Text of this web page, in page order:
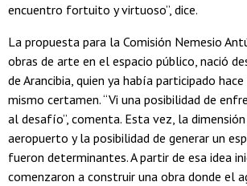
encuentro fortuito y virtuoso”, dice.
La propuesta para la Comisión Nemesio
obras de arte en el espacio público, nació
de Arancibia, quien ya había participado
mismo certamen. “Vi una posibilidad de
al desafío”, comenta. Esta vez, la
aeropuerto y la posibilidad de generar un
fueron determinantes. A partir de esa idea
comenzaron a construir una obra donde el